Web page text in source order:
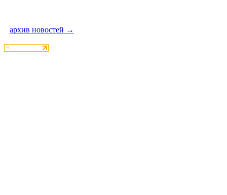
архив новостей →